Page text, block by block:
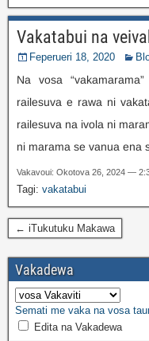
Vakatabui na
Feperueri 18, 2020
Na vosa
railesuva e rawa ni
railesuva na ivola ni
ni marama se vanua ena
Vakavoui: Okotova 26, 2024 —
Tagi: vakatabui
← iTukutuku Makawa
Vakadewa
Semati me vaka na vosa
Edita na Vakadewa